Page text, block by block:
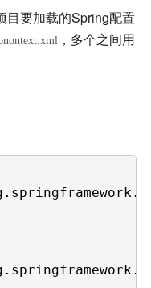
要加载的Spring配置
，多个之间用